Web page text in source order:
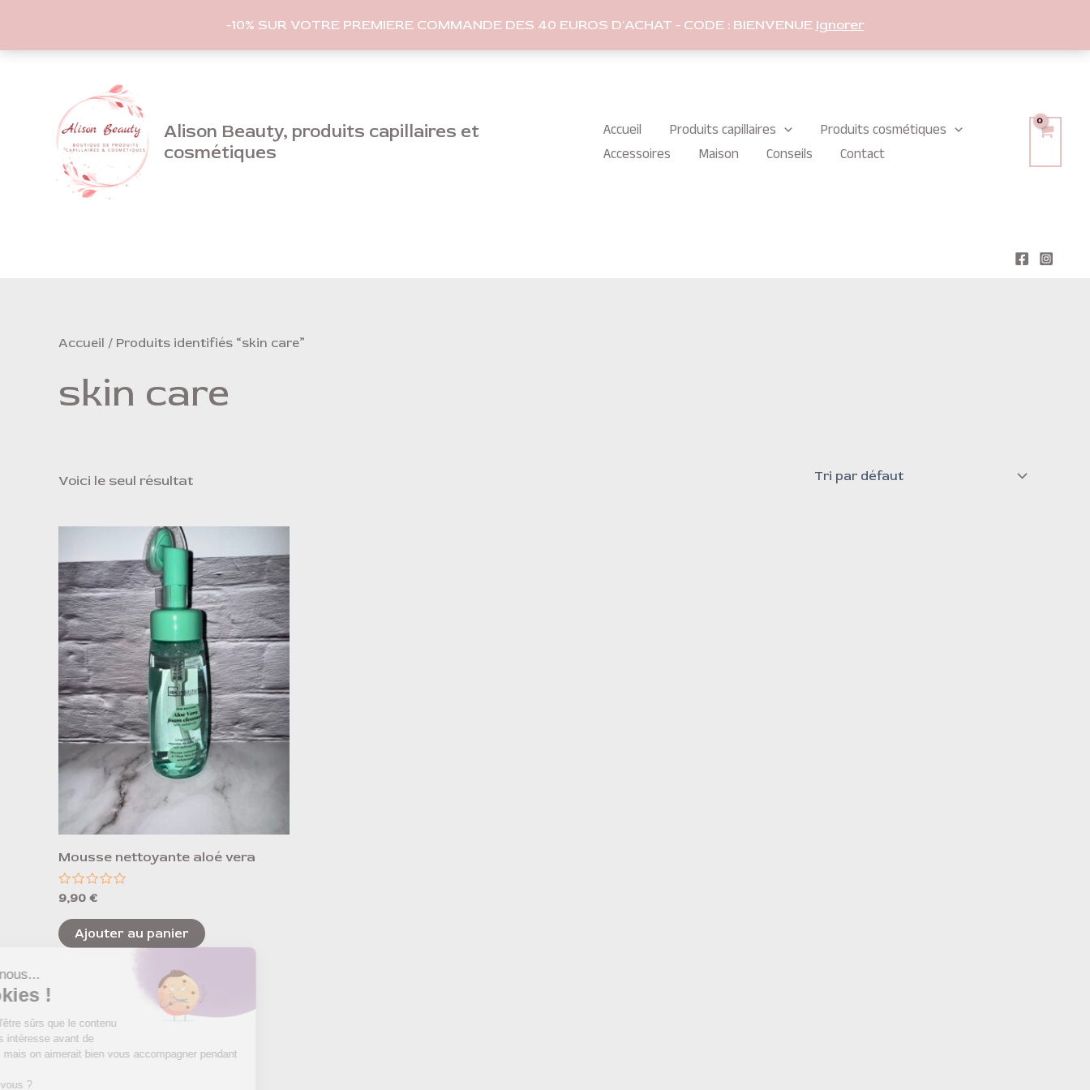
-10% SUR VOTRE PREMIERE COMMANDE DES 40 EUROS D'ACHAT - CODE : BIENVENUE Ignorer
Alison Beauty, produits capillaires et
cosmétiques
Accueil Produits capillaires
Produits cosmétiques
Accessoires
Maison Conseils Contact
Accueil / Produits identifiés “skin care”
skin care
Voici le seul résultat
Mousse nettoyante aloé vera
Note
sur
5
9,90 €
Ajouter au panier